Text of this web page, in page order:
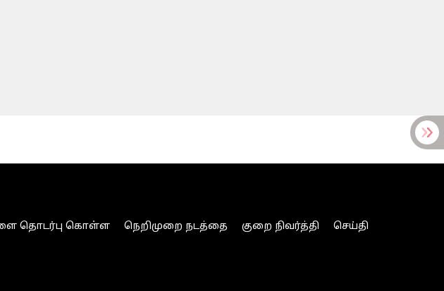
தொடர்பு கொள்ள நெறிமுறை நடத்தை குறை நிவர்த்தி
செய்தி